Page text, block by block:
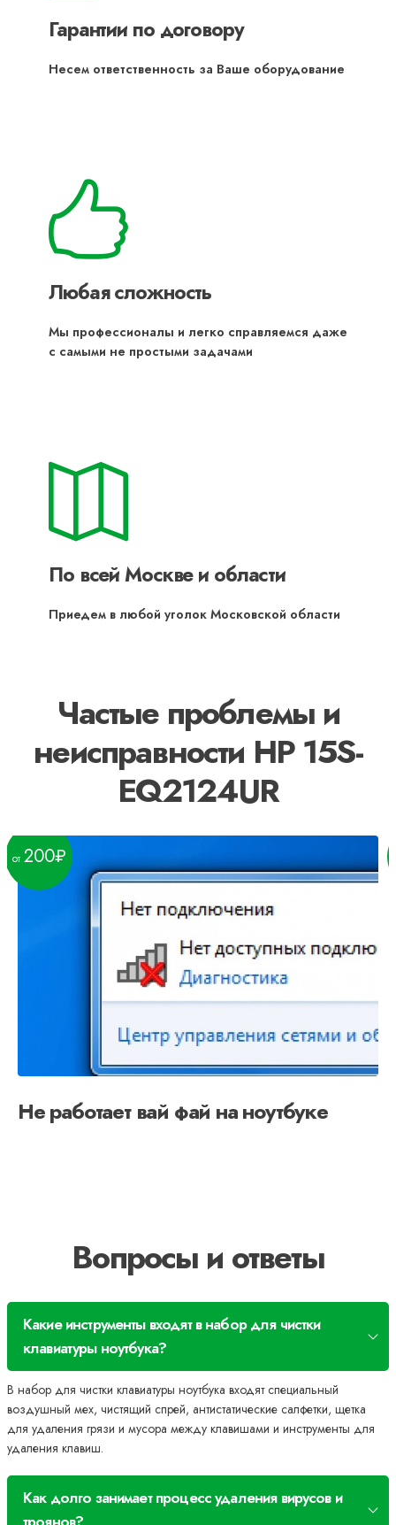
Гарантии по договору
Несем ответственность за Ваше оборудование
Любая сложность
Мы профессионалы и легко справляемся даже
с самыми не простыми задачами
По всей Москве и области
Приедем в любой уголок Московской области
Частые проблемы и
неисправности HP 15S-
EQ2124UR
Не работает вай фай на ноутбуке
200
Вопросы и ответы
Какие инструменты входят в набор для чистки
клавиатуры ноутбука?
В набор для чистки клавиатуры ноутбука входят специальный
воздушный мех, чистящий спрей, антистатические салфетки, щетка
для удаления грязи и мусора между клавишами и инструменты для
удаления клавиш.
Как долго занимает процесс удаления вирусов и